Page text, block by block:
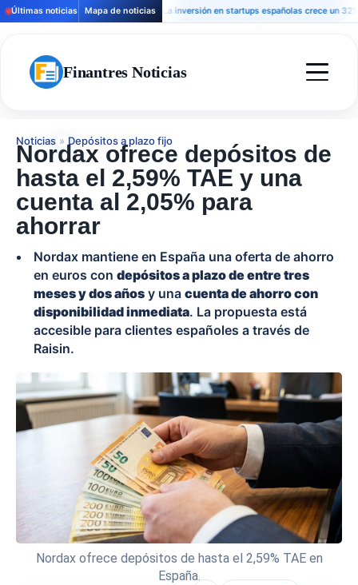
Últimas noticias Mapa de noticiasLa inversión en startups españolas crece un 32% y
Finantres Noticias
Noticias » Depósitos a plazo fijo
Nordax ofrece depósitos de
hasta el 2,59% TAE y una
cuenta al 2,05% para
ahorrar
Nordax mantiene en España una oferta de ahorro
en euros con depósitos a plazo de entre tres
meses y dos años y una cuenta de ahorro con
disponibilidad inmediata. La propuesta está
accesible para clientes españoles a través de
Raisin.
Nordax ofrece depósitos de hasta el 2,59% TAE en
España.